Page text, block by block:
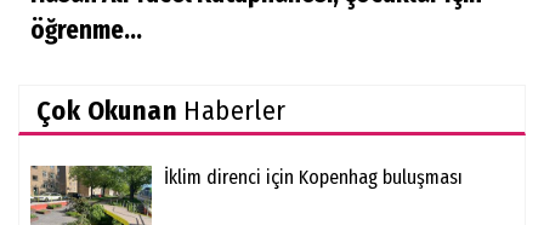
öğrenme...
Çok Okunan Haberler
İklim direnci için Kopenhag buluşması